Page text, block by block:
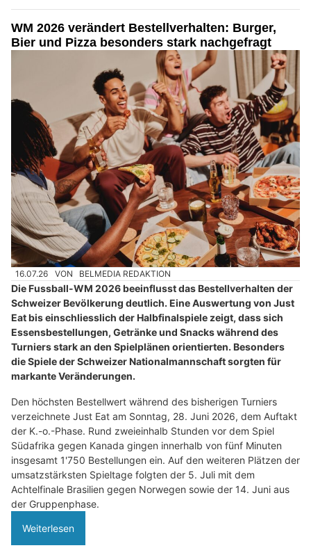
WM 2026 verändert Bestellverhalten: Burger,
Bier und Pizza besonders stark nachgefragt
16.07.26 VON BELMEDIA REDAKTION
Die Fussball-WM 2026 beeinflusst das Bestellverhalten der
Schweizer Bevölkerung deutlich. Eine Auswertung von Just
Eat bis einschliesslich der Halbfinalspiele zeigt, dass sich
Essensbestellungen, Getränke und Snacks während des
Turniers stark an den Spielplänen orientierten. Besonders
die Spiele der Schweizer Nationalmannschaft sorgten für
markante Veränderungen.
Den höchsten Bestellwert während des bisherigen Turniers
verzeichnete Just Eat am Sonntag, 28. Juni 2026, dem Auftakt
der K.-o.-Phase. Rund zweieinhalb Stunden vor dem Spiel
Südafrika gegen Kanada gingen innerhalb von fünf Minuten
insgesamt 1'750 Bestellungen ein. Auf den weiteren Plätzen der
umsatzstärksten Spieltage folgten der 5. Juli mit dem
Achtelfinale Brasilien gegen Norwegen sowie der 14. Juni aus
der Gruppenphase.
Weiterlesen